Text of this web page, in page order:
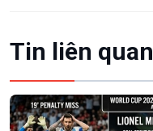
Tin liên quan